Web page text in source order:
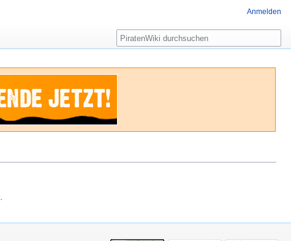
Anmelden
Suche